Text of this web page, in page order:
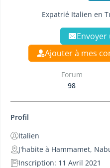
Expatrié Italien en
Envoyer
Ajouter à mes
Forum
98
Profil
Italien
J'habite à Hammamet,
Inscription: 11 Avril 2021